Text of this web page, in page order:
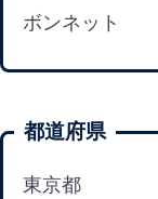
ボンネット
都道府県
東京都